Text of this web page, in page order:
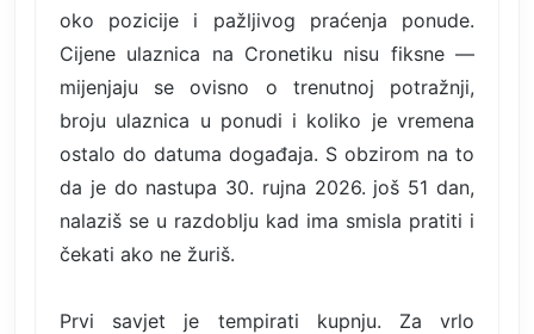
oko pozicije i pažljivog praćenja ponude.
Cijene ulaznica na Cronetiku nisu fiksne —
mijenjaju se ovisno o trenutnoj potražnji,
broju ulaznica u ponudi i koliko je vremena
ostalo do datuma događaja. S obzirom na to
da je do nastupa 30. rujna 2026. još 51 dan,
nalaziš se u razdoblju kad ima smisla pratiti i
čekati ako ne žuriš.
Prvi savjet je tempirati kupnju. Za vrlo